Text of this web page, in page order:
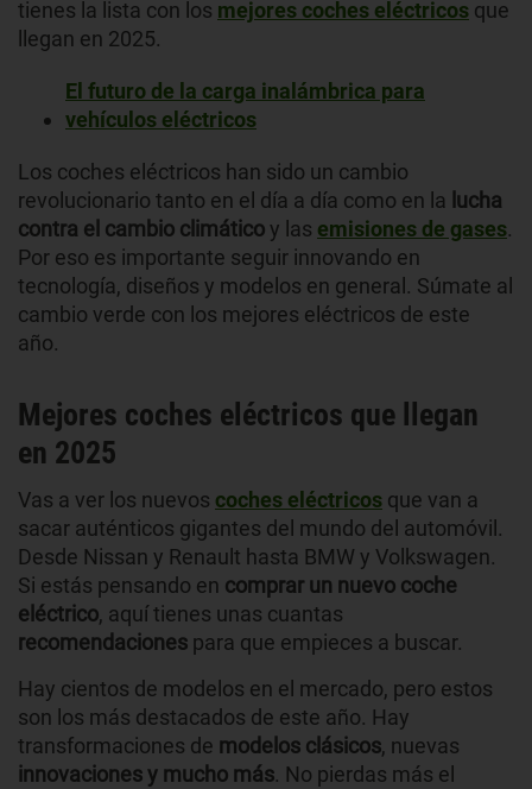
tienes la lista con los mejores coches eléctricos que
llegan en 2025.
El futuro de la carga inalámbrica para
vehículos eléctricos
Los coches eléctricos han sido un cambio
revolucionario tanto en el día a día como en la lucha
contra el cambio climáticoy las emisiones de gases.
Por eso es importante seguir innovando en
tecnología, diseños y modelos en general. Súmate al
cambio verde con los mejores eléctricos de este
año.
Mejores coches eléctricos que llegan
en 2025
Vas a ver los nuevos coches eléctricos que van a
sacar auténticos gigantes del mundo del automóvil.
Desde Nissan y Renault hasta BMW y Volkswagen.
Si estás pensando en comprar un nuevo coche
eléctrico, aquí tienes unas cuantas
recomendaciones para que empieces a buscar.
Hay cientos de modelos en el mercado, pero estos
son los más destacados de este año. Hay
transformaciones de modelos clásicos, nuevas
innovaciones y mucho más. No pierdas más el